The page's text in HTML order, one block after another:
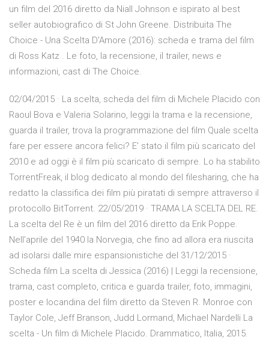
un film del 2016 diretto da Niall Johnson e ispirato al best
seller autobiografico di St John Greene. Distribuita The
Choice - Una Scelta D'Amore (2016): scheda e trama del film
di Ross Katz . Le foto, la recensione, il trailer, news e
informazioni, cast di The Choice.
02/04/2015 · La scelta, scheda del film di Michele Placido con
Raoul Bova e Valeria Solarino, leggi la trama e la recensione,
guarda il trailer, trova la programmazione del film Quale scelta
fare per essere ancora felici? E' stato il film più scaricato del
2010 e ad oggi è il film più scaricato di sempre. Lo ha stabilito
TorrentFreak, il blog dedicato al mondo del filesharing, che ha
redatto la classifica dei film più piratati di sempre attraverso il
protocollo BitTorrent. 22/05/2019 · TRAMA LA SCELTA DEL RE.
La scelta del Re è un film del 2016 diretto da Erik Poppe.
Nell’aprile del 1940 la Norvegia, che fino ad allora era riuscita
ad isolarsi dalle mire espansionistiche del 31/12/2015 ·
Scheda film La scelta di Jessica (2016) | Leggi la recensione,
trama, cast completo, critica e guarda trailer, foto, immagini,
poster e locandina del film diretto da Steven R. Monroe con
Taylor Cole, Jeff Branson, Judd Lormand, Michael Nardelli La
scelta - Un film di Michele Placido. Drammatico, Italia, 2015.